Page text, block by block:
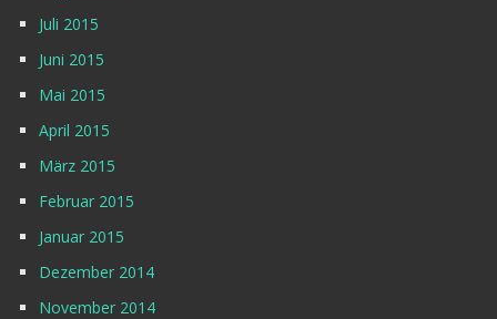
Juli 2015
Juni 2015
Mai 2015
April 2015
März 2015
Februar 2015
Januar 2015
Dezember 2014
November 2014